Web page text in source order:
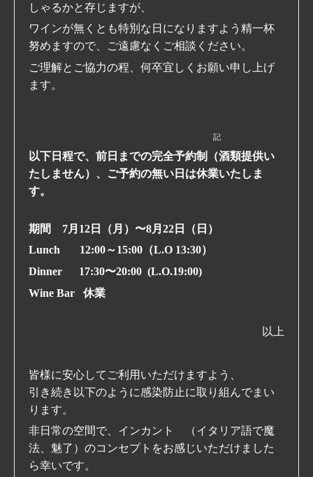
しゃるかと存じますが、
ワインが無くとも特別な日になりますよう 精一杯
努めますので、ご遠慮なくご相談ください。
ご理解とご協力の程、何卒宜しくお願い申し上げ
ます。
記
以下日程で、前日までの完全予約制（酒類提供い
たしません）、ご予約の無い日は休業いたしま
す。
期間 7月12日（月）〜8月22 日（日）
Lunch 12:00～15:00（L.O 13:30）
Dinner 17:30〜20:00 (L.O.19:00)
Wine Bar 休業
以上
皆様に安心してご利用いただけますよう、
引き続き以下のように感染防止に取り組んでまい
ります。
非日常の空間で、インカント （イタリア語で魔
法、魅了）のコンセプトをお感じいただけました
ら幸いです。